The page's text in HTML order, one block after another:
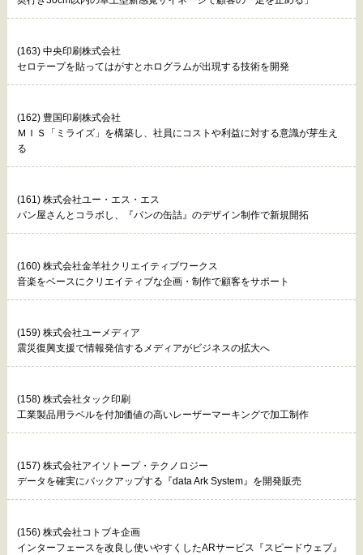
(163) 中央印刷株式会社
セロテープを貼ってはがすとホログラムが出現する技術を開発
(162) 豊国印刷株式会社
ＭＩＳ「ミライズ」を構築し、社員にコストや利益に対する意識が芽生え
る
(161) 株式会社ユー・エス・エス
パン屋さんとコラボし、『パンの缶詰』のデザイン制作で新規開拓
(160) 株式会社金羊社クリエイティブワークス
音楽をベースにクリエイティブな企画・制作で顧客をサポート
(159) 株式会社ユーメディア
震災復興支援で情報発信するメディアがビジネスの拡大へ
(158) 株式会社タック印刷
工業製品用ラベルを付加価値の高いレーザーマーキングで加工制作
(157) 株式会社アイソトープ・テクノロジー
データを確実にバックアップする『data Ark System』を開発販売
(156) 株式会社コトブキ企画
インターフェースを改良し使いやすくしたARサービス『スピードウェブ』